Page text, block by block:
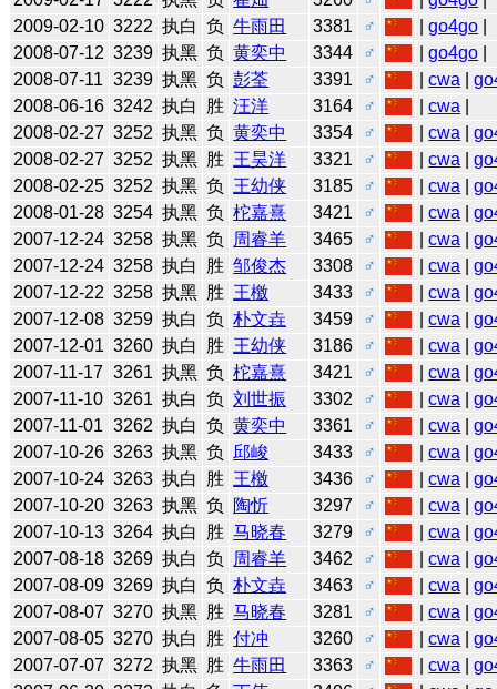
2009-02-10 3222 执白 负 牛雨田 3381 ♂ |go4go
2008-07-12 3239 执黑 负 黄奕中 3344 ♂ |go4go
2008-07-11 3239 执黑 负 彭荃 3391 ♂ |cwa |
2008-06-16 3242 执白 胜 汪洋 3164 ♂ |cwa
2008-02-27 3252 执黑 负 黄奕中 3354 ♂ |cwa |
2008-02-27 3252 执黑 胜 王昊洋 3321 ♂ |cwa |
2008-02-25 3252 执黑 负 王幼侠 3185 ♂ |cwa |
2008-01-28 3254 执黑 负 柁嘉熹 3421 ♂ |cwa |
2007-12-24 3258 执黑 负 周睿羊 3465 ♂ |cwa |
2007-12-24 3258 执白 胜 邹俊杰 3308 ♂ |cwa |
2007-12-22 3258 执黑 胜 王檄 3433 ♂ |cwa |
2007-12-08 3259 执白 负 朴文垚 3459 ♂ |cwa |
2007-12-01 3260 执白 胜 王幼侠 3186 ♂ |cwa |
2007-11-17 3261 执黑 负 柁嘉熹 3421 ♂ |cwa |
2007-11-10 3261 执白 负 刘世振 3302 ♂ |cwa |
2007-11-01 3262 执白 负 黄奕中 3361 ♂ |cwa |
2007-10-26 3263 执黑 负 邱峻 3433 ♂ |cwa |
2007-10-24 3263 执白 胜 王檄 3436 ♂ |cwa |
2007-10-20 3263 执黑 负 陶忻 3297 ♂ |cwa |
2007-10-13 3264 执白 胜 马晓春 3279 ♂ |cwa |
2007-08-18 3269 执白 负 周睿羊 3462 ♂ |cwa |
2007-08-09 3269 执白 负 朴文垚 3463 ♂ |cwa |
2007-08-07 3270 执黑 胜 马晓春 3281 ♂ |cwa |
2007-08-05 3270 执白 胜 付冲 3260 ♂ |cwa |
2007-07-07 3272 执黑 胜 牛雨田 3363 ♂ |cwa |